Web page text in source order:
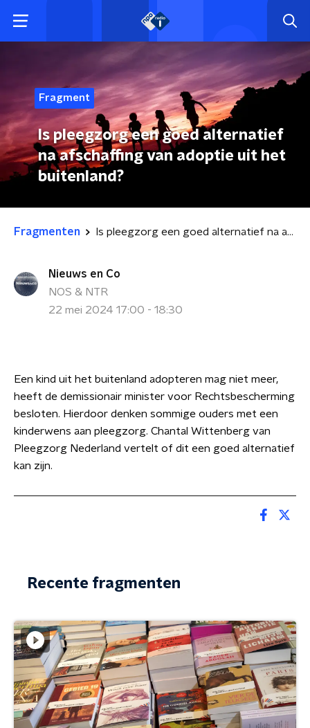
Fragment
Is pleegzorg een goed alternatief
na afschaffing van adoptie uit het
buitenland?
Fragmenten Is pleegzorg een goed alternatief na afschaffing van adoptie uit het buitenland?
Nieuws en Co
NOS & NTR
22 mei 2024 17:00 - 18:30
Een kind uit het buitenland adopteren mag niet meer,
heeft de demissionair minister voor Rechtsbescherming
besloten. Hierdoor denken sommige ouders met een
kinderwens aan pleegzorg. Chantal Wittenberg van
Pleegzorg Nederland vertelt of dit een goed alternatief
kan zijn.
Recente fragmenten